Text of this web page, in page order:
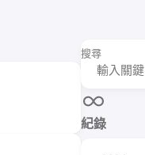
搜尋
紀錄